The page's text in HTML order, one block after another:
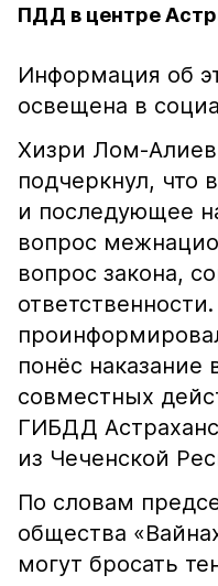
ПДД в центре
Информация об
освещена в
Хизри Лом-
подчеркнул, что
и последующее
вопрос
вопрос закона,
понёс наказание
совместных
ГИБДД
из Чеченской
По словам
общества
могут бросать